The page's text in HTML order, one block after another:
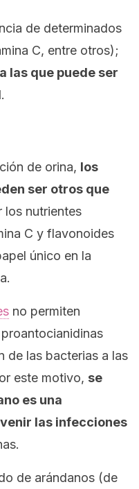
de determinados
C, entre otros);
las que puede ser
.
de orina, los
ser otros que
los nutrientes
C y flavonoides
único en la
no permiten
de las bacterias a las
este motivo, se
es una
las infecciones
de arándanos (de